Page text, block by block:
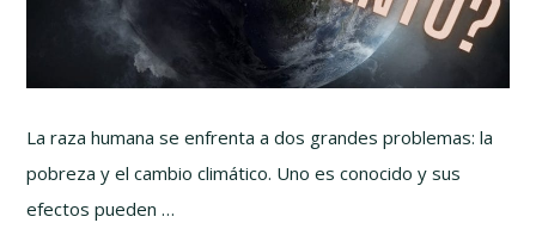
La raza humana se enfrenta a dos grandes problemas: la
pobreza y el cambio climático. Uno es conocido y sus
efectos pueden …